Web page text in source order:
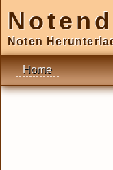
Noten
Home